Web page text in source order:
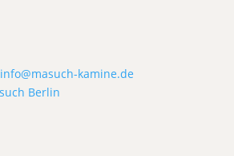
info@masuch-kamine.de